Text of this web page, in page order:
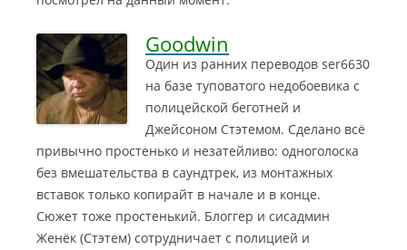
Goodwin
Один из ранних переводов ser6630
на базе туповатого недобоевика с
полицейской беготней и
Джейсоном Стэтемом. Сделано всё
привычно простенько и незатейливо: одноголоска
без вмешательства в саундтрек, из монтажных
вставок только копирайт в начале и в конце.
Сюжет тоже простенький. Блоггер и сисадмин
Женёк (Стэтем) сотрудничает с полицией и